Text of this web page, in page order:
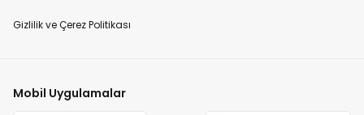
Gizlilik ve Çerez Politikası
Mobil Uygulamalar